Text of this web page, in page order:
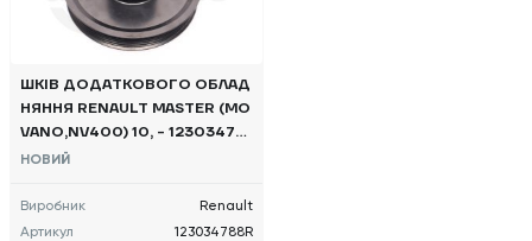
ШКІВ ДОДАТКОВОГО ОБЛАД
НЯННЯ RENAULT MASTER (MO
VANO,NV400) 10, - 12303478
8R OE
НОВИЙ
Виробник
Renault
Артикул
123034788R